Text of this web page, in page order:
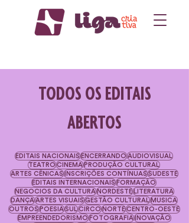
TODOS OS EDITAIS
ABERTOS
EDITAIS NACIONAISENCERRANDOAUDIOVISUAL
TEATROCINEMAPRODUÇÃO CULTURAL
ARTES CÊNICASINSCRIÇÕES CONTÍNUASSUDESTE
EDITAIS INTERNACIONAISFORMAÇÃO
NEGOCIOS DA CULTURANORDESTELITERATURA
DANÇAARTES VISUAISGESTÃO CULTURALMÚSICA
OUTROSPOESIASULCIRCONORTECENTRO-OESTE
EMPREENDEDORISMOFOTOGRAFIAINOVAÇÃO